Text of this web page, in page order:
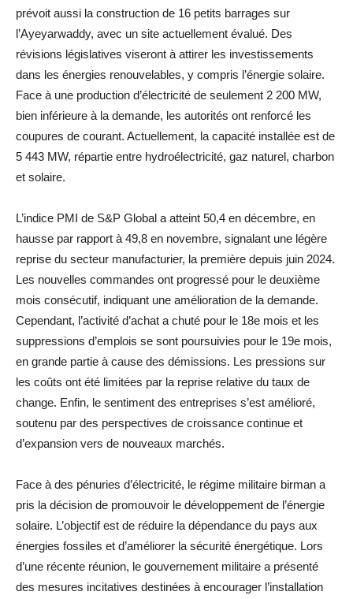
prévoit aussi la construction de 16 petits barrages sur
l’Ayeyarwaddy, avec un site actuellement évalué. Des
révisions législatives viseront à attirer les investissements
dans les énergies renouvelables, y compris l’énergie solaire.
Face à une production d’électricité de seulement 2 200 MW,
bien inférieure à la demande, les autorités ont renforcé les
coupures de courant. Actuellement, la capacité installée est de
5 443 MW, répartie entre hydroélectricité, gaz naturel, charbon
et solaire.
L’indice PMI de S&P Global a atteint 50,4 en décembre, en
hausse par rapport à 49,8 en novembre, signalant une légère
reprise du secteur manufacturier, la première depuis juin 2024.
Les nouvelles commandes ont progressé pour le deuxième
mois consécutif, indiquant une amélioration de la demande.
Cependant, l’activité d’achat a chuté pour le 18e mois et les
suppressions d’emplois se sont poursuivies pour le 19e mois,
en grande partie à cause des démissions. Les pressions sur
les coûts ont été limitées par la reprise relative du taux de
change. Enfin, le sentiment des entreprises s’est amélioré,
soutenu par des perspectives de croissance continue et
d’expansion vers de nouveaux marchés.
Face à des pénuries d’électricité, le régime militaire birman a
pris la décision de promouvoir le développement de l’énergie
solaire. L’objectif est de réduire la dépendance du pays aux
énergies fossiles et d’améliorer la sécurité énergétique. Lors
d’une récente réunion, le gouvernement militaire a présenté
des mesures incitatives destinées à encourager l’installation